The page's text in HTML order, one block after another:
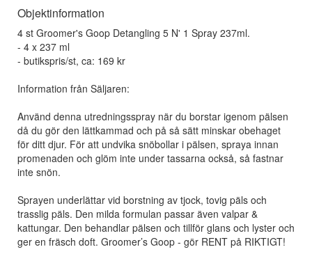
Objektinformation
4 st Groomer's Goop Detangling 5 N' 1 Spray 237ml.
- 4 x 237 ml
- butikspris/st, ca: 169 kr
Information från Säljaren:
Använd denna utredningsspray när du borstar igenom pälsen
då du gör den lättkammad och på så sätt minskar obehaget
för ditt djur. För att undvika snöbollar i pälsen, spraya innan
promenaden och glöm inte under tassarna också, så fastnar
inte snön.
Sprayen underlättar vid borstning av tjock, tovig päls och
trasslig päls. Den milda formulan passar även valpar &
kattungar. Den behandlar pälsen och tillför glans och lyster och
ger en fräsch doft. Groomer’s Goop - gör RENT på RIKTIGT!